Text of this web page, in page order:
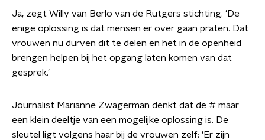
Ja, zegt Willy van Berlo van de Rutgers stichting. 'De
enige oplossing is dat mensen er over gaan praten. Dat
vrouwen nu durven dit te delen en het in de openheid
brengen helpen bij het opgang laten komen van dat
gesprek.'
Journalist Marianne Zwagerman denkt dat de # maar
een klein deeltje van een mogelijke oplossing is. De
sleutel ligt volgens haar bij de vrouwen zelf: 'Er zijn